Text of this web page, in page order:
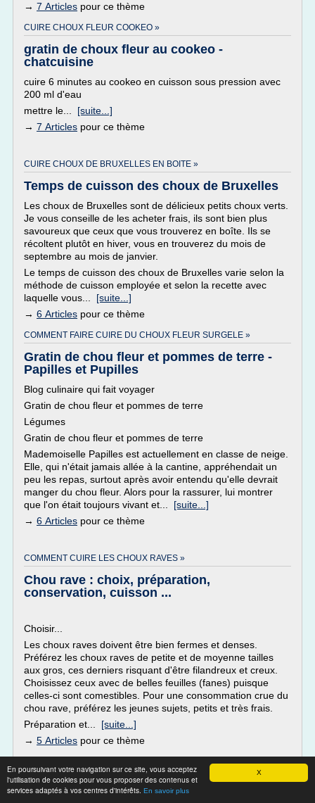
X
En poursuivant votre navigation sur ce site, vous acceptez
l'utilisation de cookies pour vous proposer des contenus et
services adaptés à vos centres d'intérêts. En savoir plus
→ 7 Articles pour ce thème
CUIRE CHOUX FLEUR COOKEO »
gratin de choux fleur au cookeo -
chatcuisine
cuire 6 minutes au cookeo en cuisson sous pression avec
200 ml d'eau
mettre le... [suite...]
→ 7 Articles pour ce thème
CUIRE CHOUX DE BRUXELLES EN BOITE »
Temps de cuisson des choux de Bruxelles
Les choux de Bruxelles sont de délicieux petits choux verts.
Je vous conseille de les acheter frais, ils sont bien plus
savoureux que ceux que vous trouverez en boîte. Ils se
récoltent plutôt en hiver, vous en trouverez du mois de
septembre au mois de janvier.
Le temps de cuisson des choux de Bruxelles varie selon la
méthode de cuisson employée et selon la recette avec
laquelle vous... [suite...]
→ 6 Articles pour ce thème
COMMENT FAIRE CUIRE DU CHOUX FLEUR SURGELE »
Gratin de chou fleur et pommes de terre -
Papilles et Pupilles
Blog culinaire qui fait voyager
Gratin de chou fleur et pommes de terre
Légumes
Gratin de chou fleur et pommes de terre
Mademoiselle Papilles est actuellement en classe de neige.
Elle, qui n'était jamais allée à la cantine, appréhendait un
peu les repas, surtout après avoir entendu qu'elle devrait
manger du chou fleur. Alors pour la rassurer, lui montrer
que l'on était toujours vivant et... [suite...]
→ 6 Articles pour ce thème
COMMENT CUIRE LES CHOUX RAVES »
Chou rave : choix, préparation,
conservation, cuisson ...
Choisir...
Les choux raves doivent être bien fermes et denses.
Préférez les choux raves de petite et de moyenne tailles
aux gros, ces derniers risquant d'être filandreux et creux.
Choisissez ceux avec de belles feuilles (fanes) puisque
celles-ci sont comestibles. Pour une consommation crue du
chou rave, préférez les jeunes sujets, petits et très frais.
Préparation et... [suite...]
→ 5 Articles pour ce thème
Comment cuisiner un chou farci tout prêt ? |
Côté Recette